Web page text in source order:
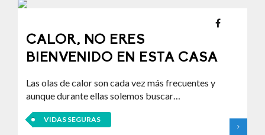
CALOR, NO ERES
BIENVENIDO EN ESTA CASA
Las olas de calor son cada vez más frecuentes y
aunque durante ellas solemos buscar…
VIDAS SEGURAS